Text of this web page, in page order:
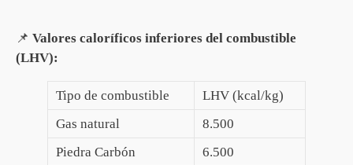
📌 Valores caloríficos inferiores del combustible
(LHV):
Tipo de combustible
LHV (kcal/kg)
Gas natural
8.500
Piedra Carbón
6.500